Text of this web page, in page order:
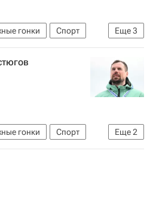
Еще3
гонки
Спорт
Елена Вяльбе
Еще2
гонки
Спорт